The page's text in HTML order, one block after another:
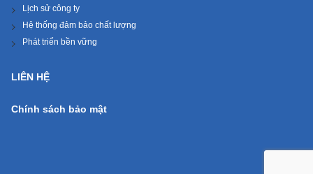
Lịch sử công ty
Hệ thống đảm bảo chất lượng
Phát triển bền vững
LIÊN HỆ
Chính sách bảo mật